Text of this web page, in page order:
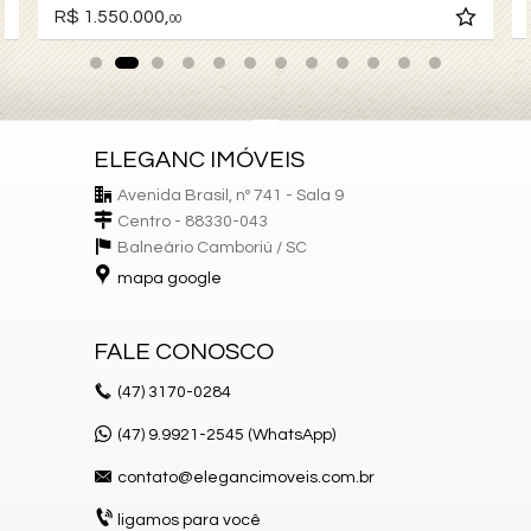
R$ 1.550.000, 00
ELEGANC IMÓVEIS
Avenida Brasil, nº 741 - Sala 9
Centro - 88330-043
Balneário Camboriú / SC
mapa google
FALE CONOSCO
(47) 3170-0284
(47) 9.9921-2545 (WhatsApp)
contato@elegancimoveis.com.br
ligamos para você